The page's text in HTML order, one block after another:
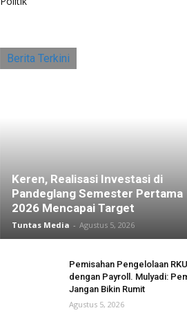
Berita Terkini
Keren, Realisasi Investasi di
Pandeglang Semester Pertama
2026 Mencapai Target
Tuntas Media - Agustus 5, 2026
Pemisahan Pengelolaan
dengan Payroll. Mulyadi:
Jangan Bikin Rumit
Agustus 5, 2026